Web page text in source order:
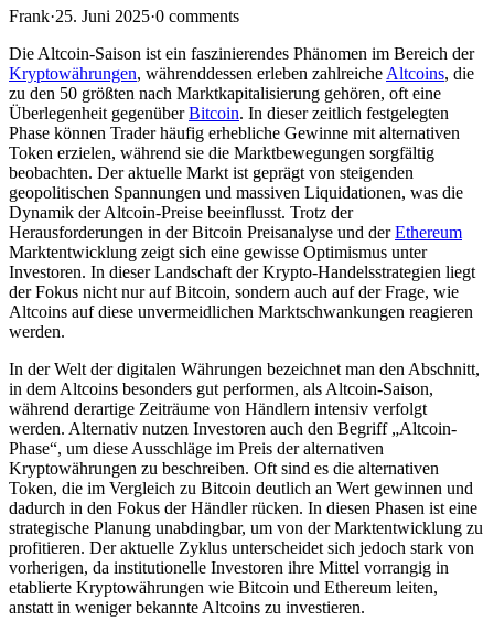
Frank·25. Juni 2025·0 comments
Die Altcoin-Saison ist ein faszinierendes Phänomen im Bereich der
Kryptowährungen, währenddessen erleben zahlreiche Altcoins, die
zu den 50 größten nach Marktkapitalisierung gehören, oft eine
Überlegenheit gegenüberBitcoin. In dieser zeitlich festgelegten
Phase können Trader häufig erhebliche Gewinne mit alternativen
Token erzielen, während sie die Marktbewegungen sorgfältig
beobachten. Der aktuelle Markt ist geprägt von steigenden
geopolitischen Spannungen und massiven Liquidationen, was die
Dynamik der Altcoin-Preise beeinflusst. Trotz der
Herausforderungen in der Bitcoin Preisanalyse und derEthereum
Marktentwicklung zeigt sich eine gewisse Optimismus unter
Investoren. In dieser Landschaft der Krypto-Handelsstrategien liegt
der Fokus nicht nur auf Bitcoin, sondern auch auf der Frage, wie
Altcoins auf diese unvermeidlichen Marktschwankungen reagieren
werden.
In der Welt der digitalen Währungen bezeichnet man den Abschnitt,
in dem Altcoins besonders gut performen, als Altcoin-Saison,
während derartige Zeiträume von Händlern intensiv verfolgt
werden. Alternativ nutzen Investoren auch den Begriff „Altcoin-
Phase“, um diese Ausschläge im Preis der alternativen
Kryptowährungen zu beschreiben. Oft sind es die alternativen
Token, die im Vergleich zu Bitcoin deutlich an Wert gewinnen und
dadurch in den Fokus der Händler rücken. In diesen Phasen ist eine
strategische Planung unabdingbar, um von der Marktentwicklung zu
profitieren. Der aktuelle Zyklus unterscheidet sich jedoch stark von
vorherigen, da institutionelle Investoren ihre Mittel vorrangig in
etablierte Kryptowährungen wie Bitcoin und Ethereum leiten,
anstatt in weniger bekannte Altcoins zu investieren.